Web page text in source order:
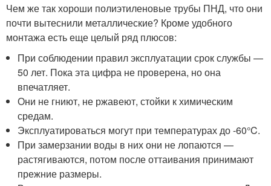
Чем же так хороши полиэтиленовые трубы ПНД, что они
почти вытеснили металлические? Кроме удобного
монтажа есть еще целый ряд плюсов:
При соблюдении правил эксплуатации срок службы —
50 лет. Пока эта цифра не проверена, но она
впечатляет.
Они не гниют, не ржавеют, стойки к химическим
средам.
Эксплуатироваться могут при температурах до -60°C.
При замерзании воды в них они не лопаются —
растягиваются, потом после оттаивания принимают
прежние размеры.